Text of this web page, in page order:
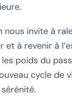
nous invite à
et à revenir à
poids du
cycle de